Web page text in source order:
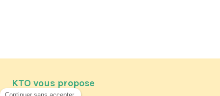
KTO vous propose